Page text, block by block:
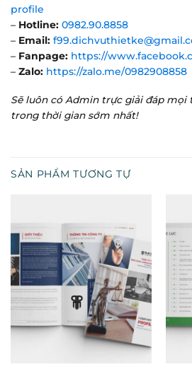
profile
– Hotline: 0982.90.8858
– Email:
– Fanpage: https://
– Zalo: https://zalo.me/0982908858
Sẽ luôn có Admin trực giải đáp mọi
trong thời gian sớm nhất!
SẢN PHẨM TƯƠNG TỰ